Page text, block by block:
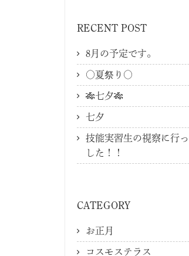
RECENT POST
8月の予定です。
〇夏祭り〇
🎋七夕🎋
七夕
技能実習生の視察に行
した！！
CATEGORY
お正月
コスモステラス